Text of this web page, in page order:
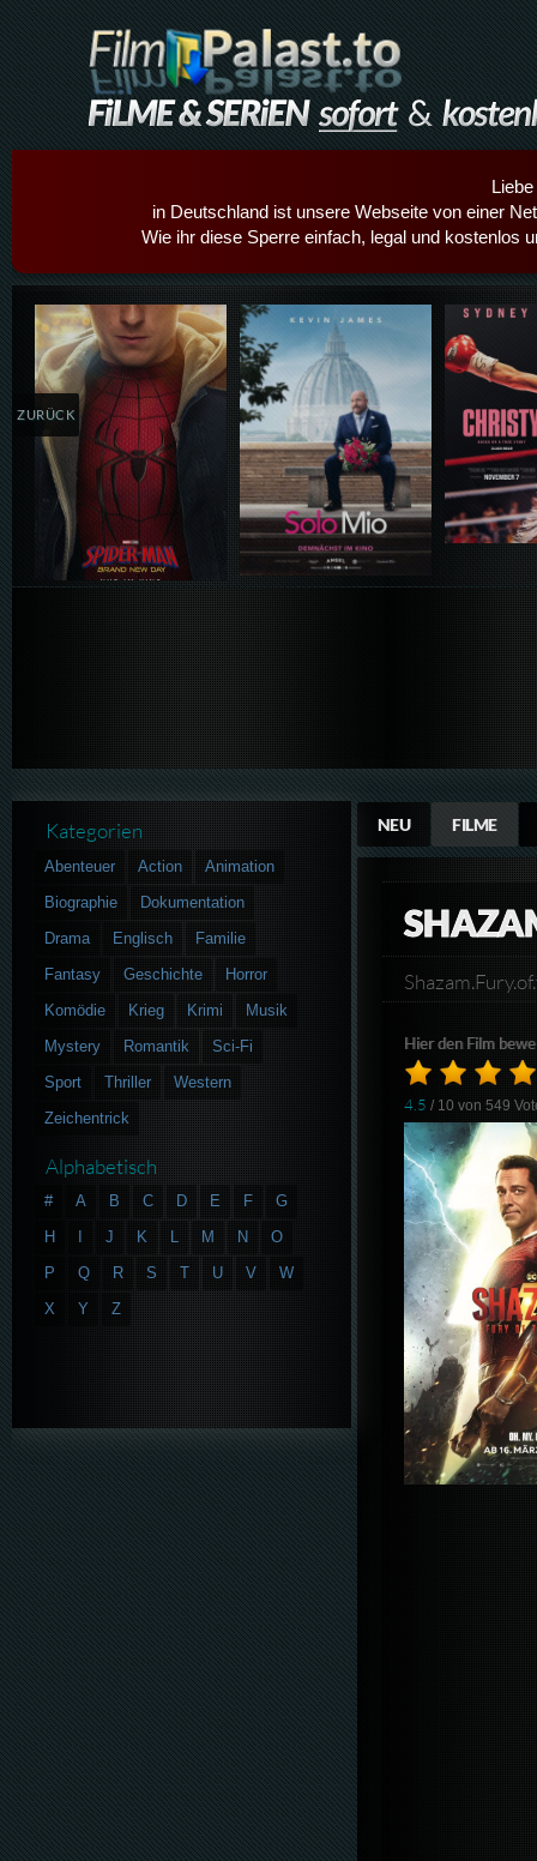
in Deutschland ist unsere Webseite von einer
Wie ihr diese Sperre einfach, legal und kostenlos
Details,Play Details,Play
ZURÜCK
NEU FILME
Hier den Film
4.5 / 10 von549
Kategorien
Abenteuer Action
Animation
Biographie
Dokumentation
Drama
Englisch
Familie
Fantasy
Geschichte
Horror
Komödie
Krieg Krimi
Musik
Mystery
Romantik
Sci-Fi
Sport
Thriller
Western
Zeichentrick
Alphabetisch
# A B C D E F
G
H
J K L M N
O
P
Q R S T U V
W
X
Y Z